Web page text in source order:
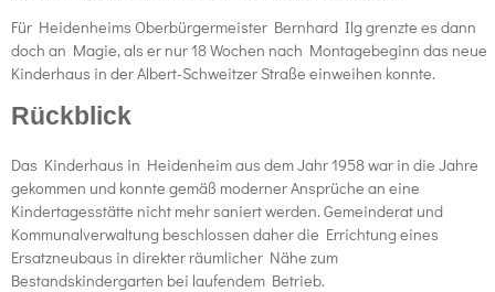
Für Heidenheims Oberbürgermeister Bernhard Ilg grenzte es dann
doch an Magie, als er nur 18 Wochen nach Montagebeginn das neue
Kinderhaus in der Albert-Schweitzer Straße einweihen konnte.
Rückblick
Das Kinderhaus in Heidenheim aus dem Jahr 1958 war in die Jahre
gekommen und konnte gemäß moderner Ansprüche an eine
Kindertagesstätte nicht mehr saniert werden. Gemeinderat und
Kommunalverwaltung beschlossen daher die Errichtung eines
Ersatzneubaus in direkter räumlicher Nähe zum
Bestandskindergarten bei laufendem Betrieb.